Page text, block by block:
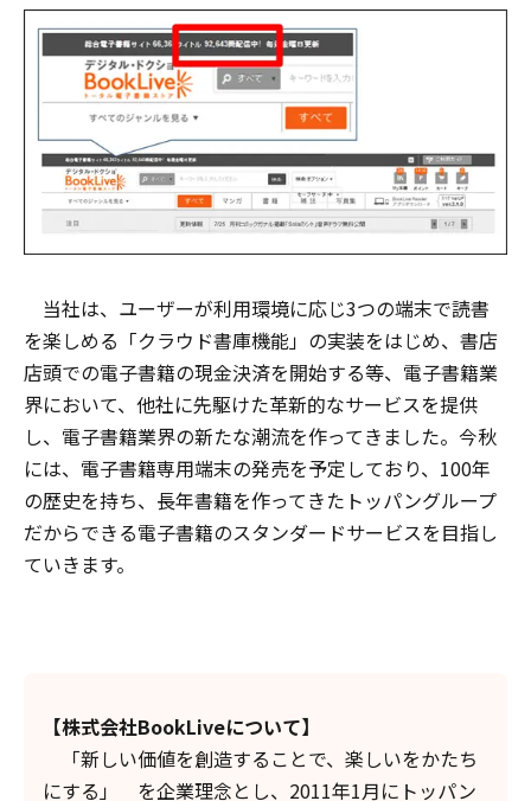
当社は、ユーザーが利用環境に応じ3つの端末で読書
を楽しめる「クラウド書庫機能」の実装をはじめ、書店
店頭での電子書籍の現金決済を開始する等、電子書籍業
界において、他社に先駆けた革新的なサービスを提供
し、電子書籍業界の新たな潮流を作ってきました。今秋
には、電子書籍専用端末の発売を予定しており、100年
の歴史を持ち、長年書籍を作ってきたトッパングループ
だからできる電子書籍のスタンダードサービスを目指し
ていきます。
【株式会社BookLiveについて】
「新しい価値を創造することで、楽しいをかたち
にする」 を企業理念とし、2011年1月にトッパン